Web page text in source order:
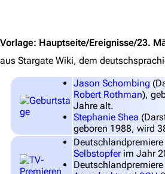
Filme
Das Stargate-
Themenportal
Personen
Völker
Orte
Vorlage: Hauptseite/Ereignisse/23.
aus Stargate Wiki, dem
Jason Schombing
Robert Rothman),
Jahre alt.
Stephanie Shea
geboren 1988, wird
Deutschlandpremiere
Selbstopferim Jahr
Deutschlandpremiere